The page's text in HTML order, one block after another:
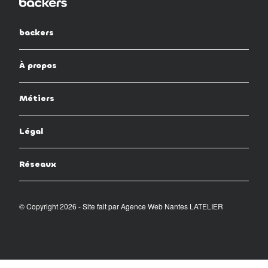
backers
À propos
Métiers
Légal
Réseaux
© Copyright 2026 - Site fait parAgence Web Nantes LATELIER